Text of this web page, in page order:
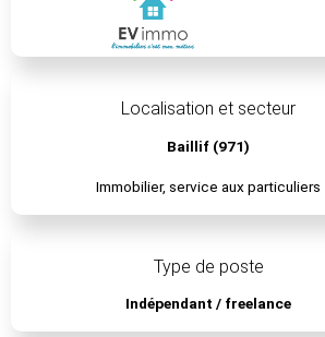
Localisation et secteur
Baillif (971)
Immobilier, service aux particuliers
Type de poste
Indépendant / freelance